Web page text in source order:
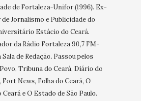
de Fortaleza-Unifor (1996). Ex-
Jornalismo e Publicidade do
Estácio do Ceará.
da Rádio Fortaleza 90,7 FM-
de Redação. Passou pelos
Tribuna do Ceará, Diário do
News, Folha do Ceará, O
e O Estado de São Paulo.